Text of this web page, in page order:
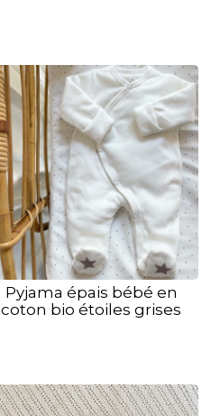
Pyjama épais bébé en
coton bio étoiles grises